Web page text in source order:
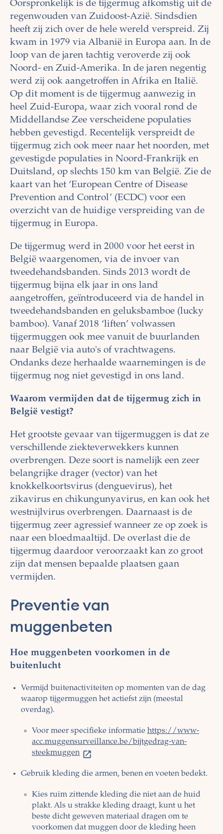
Oorspronkelijk is de tijgermug afkomstig uit de
regenwouden van Zuidoost-Azië. Sindsdien
heeft zij zich over de hele wereld verspreid. Zij
kwam in 1979 via Albanië in Europa aan. In de
loop van de jaren tachtig veroverde zij ook
Noord- en Zuid-Amerika. In de jaren negentig
werd zij ook aangetroffen in Afrika en Italië.
Op dit moment is de tijgermug aanwezig in
heel Zuid-Europa, waar zich vooral rond de
Middellandse Zee verscheidene populaties
hebben gevestigd. Recentelijk verspreidt de
tijgermug zich ook meer naar het noorden, met
gevestigde populaties in Noord-Frankrijk en
Duitsland, op slechts 150 km van België. Zie de
kaart van het ‘European Centre of Disease
Prevention and Control’ (ECDC) voor een
overzicht van de huidige verspreiding van de
tijgermug in Europa.
De tijgermug werd in 2000 voor het eerst in
België waargenomen, via de invoer van
tweedehandsbanden. Sinds 2013 wordt de
tijgermug bijna elk jaar in ons land
aangetroffen, geïntroduceerd via de handel in
tweedehandsbanden en geluksbamboe (lucky
bamboo). Vanaf 2018 ‘liften’ volwassen
tijgermuggen ook mee vanuit de buurlanden
naar België via auto's of vrachtwagens.
Ondanks deze herhaalde waarnemingen is de
tijgermug nog niet gevestigd in ons land.
Waarom vermijden dat de tijgermug zich in
België vestigt?
Het grootste gevaar van tijgermuggen is dat ze
verschillende ziekteverwekkers kunnen
overbrengen. Deze soort is namelijk een zeer
belangrijke drager (vector) van het
knokkelkoortsvirus (denguevirus), het
zikavirus en chikungunyavirus, en kan ook het
westnijlvirus overbrengen. Daarnaast is de
tijgermug zeer agressief wanneer ze op zoek is
naar een bloedmaaltijd. De overlast die de
tijgermug daardoor veroorzaakt kan zo groot
zijn dat mensen bepaalde plaatsen gaan
vermijden.
Preventie van
muggenbeten
Hoe muggenbeten voorkomen in de
buitenlucht
Vermijd buitenactiviteiten op momenten van de dag
waarop tijgermuggen het actiefst zijn (meestal
overdag).
Voor meer specifieke informatie https://www-
acc.muggensurveillance.be/bijtgedrag-van-
steekmuggen
Gebruik kleding die armen, benen en voeten bedekt.
Kies ruim zittende kleding die niet aan de huid
plakt. Als u strakke kleding draagt, kunt u het
beste dicht geweven materiaal dragen om te
voorkomen dat muggen door de kleding heen